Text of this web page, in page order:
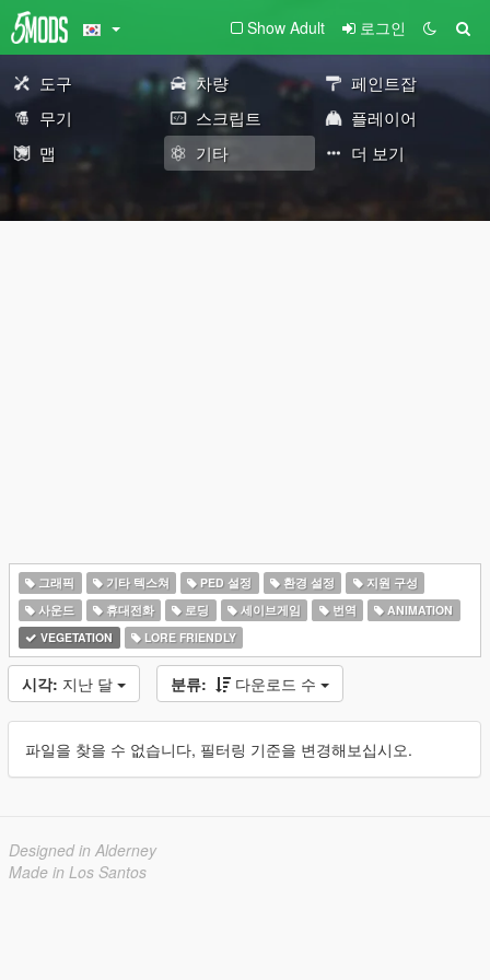
Show Adult 로그인
도구 차량
페인트잡
무기
스크립트
플레이어
맵
기타 더 보기
그래픽 기타 텍스쳐 PED 설정 환경 설정
지원 구성
사운드
휴대전화 로딩 세이브게임 번역
ANIMATION
VEGETATION
LORE FRIENDLY
시각: 지난 달 분류: 다운로드 수
파일을 찾을 수 없습니다, 필터링 기준을 변경해보십시오.
Designed in Alderney
Made in Los Santos